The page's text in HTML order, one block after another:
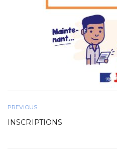
PREVIOUS
INSCRIPTIONS